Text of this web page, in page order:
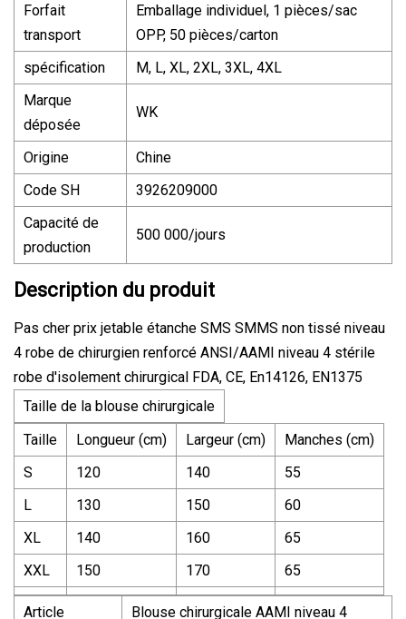
Forfait
transport
Emballage individuel, 1 pièces/sac
OPP, 50 pièces/carton
spécification
M, L, XL, 2XL, 3XL, 4XL
Marque
déposée
WK
Origine
Chine
Code SH
3926209000
Capacité de
production
500 000/jours
Description du produit
Pas cher prix jetable étanche SMS SMMS non tissé niveau
4 robe de chirurgien renforcé ANSI/AAMI niveau 4 stérile
robe d'isolement chirurgical FDA, CE, En14126, EN1375
Taille de la blouse chirurgicale
Taille
Longueur (cm) Largeur (cm)
Manches (cm)
S
120 140
55
L
130 150
60
XL
140 160
65
XXL
150 170 65
Article Blouse chirurgicale AAMI niveau 4